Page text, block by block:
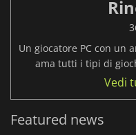
Un giocatore PC con un
ama tutti i tipi di
Vedi
Featured news